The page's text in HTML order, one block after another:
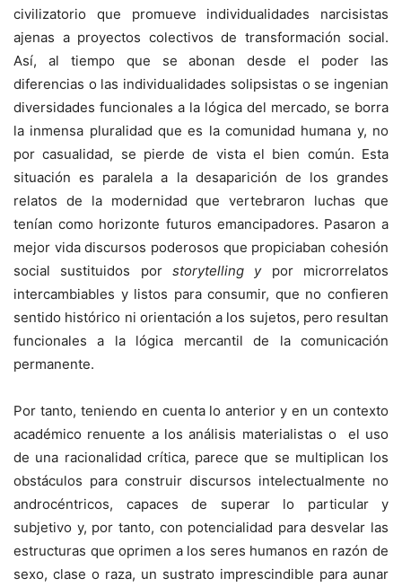
civilizatorio que promueve individualidades narcisistas
ajenas a proyectos colectivos de transformación social.
Así, al tiempo que se abonan desde el poder las
diferencias o las individualidades solipsistas o se ingenian
diversidades funcionales a la lógica del mercado, se borra
la inmensa pluralidad que es la comunidad humana y, no
por casualidad, se pierde de vista el bien común. Esta
situación es paralela a la desaparición de los grandes
relatos de la modernidad que vertebraron luchas que
tenían como horizonte futuros emancipadores. Pasaron a
mejor vida discursos poderosos que propiciaban cohesión
social sustituidos porstorytelling ypor microrrelatos
intercambiables y listos para consumir, que no confieren
sentido histórico ni orientación a los sujetos, pero resultan
funcionales a la lógica mercantil de la comunicación
permanente.
Por tanto, teniendo en cuenta lo anterior y en un contexto
académico renuente a los análisis materialistas o el uso
de una racionalidad crítica, parece que se multiplican los
obstáculos para construir discursos intelectualmente no
androcéntricos, capaces de superar lo particular y
subjetivo y, por tanto, con potencialidad para desvelar las
estructuras que oprimen a los seres humanos en razón de
sexo, clase o raza, un sustrato imprescindible para aunar